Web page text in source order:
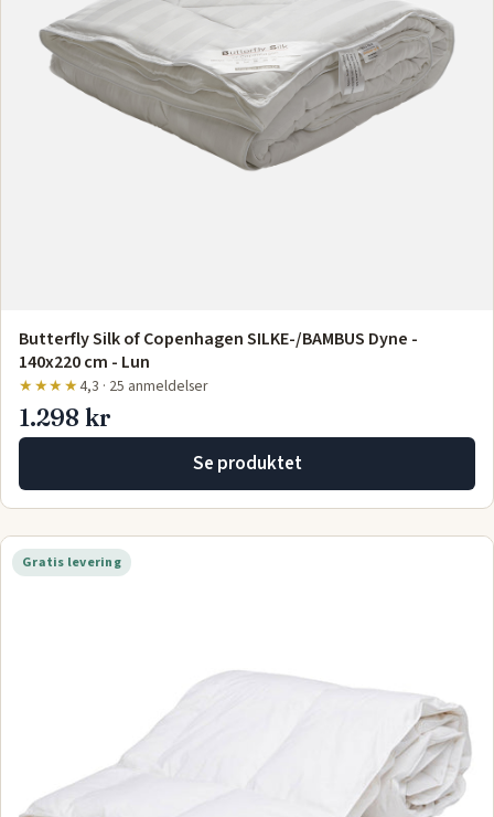
Butterfly Silk of Copenhagen SILKE-/BAMBUS Dyne -
140x220 cm - Lun
★★★★4,3 · 25 anmeldelser
1.298 kr
Se produktet
Gratis levering